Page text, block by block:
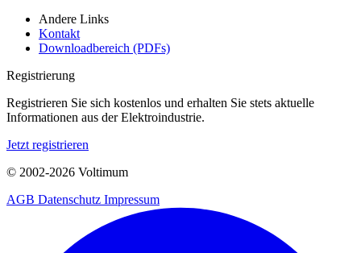
Andere Links
Kontakt
Downloadbereich (PDFs)
Registrierung
Registrieren Sie sich kostenlos und erhalten Sie stets aktuelle
Informationen aus der Elektroindustrie.
Jetzt registrieren
© 2002-2026 Voltimum
AGB Datenschutz Impressum